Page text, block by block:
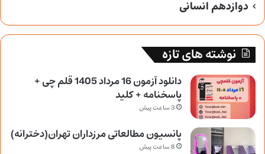
دوازدهم انسانی
نوشته های تازه
دانلود آزمون 16 مرداد 1405 قلم چی +
پاسخنامه + کلید
3 ساعت پیش
پانسیون مطالعاتی مرزداران تهران(دخترانه)
8 ساعت پیش